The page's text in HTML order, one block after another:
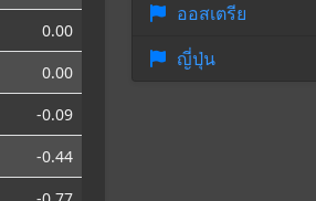
0.00
0.00
-0.09
-0.44
ออสเตรีย
ญี่ปุ่น